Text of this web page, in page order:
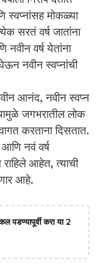
मोकळ्या
सरतं वर्ष जातांना
वर्ष येतांना
नवीन स्वप्नांची
आनंद, नवीन स्वप्न
जगभरातील लोक
करताना दिसतात.
नवं वर्ष
राहिले आहेत, त्याची
आहे.
पडण्यापूर्वी करा या 2